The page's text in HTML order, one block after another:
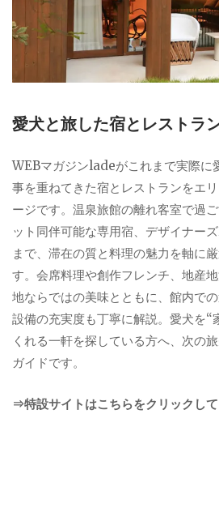
愛犬と旅した宿とレストラ
WEBマガジンladeがこれまで実際に
事を重ねてきた宿とレストランをエ
ージです。温泉旅館の離れ客室で過
ット同伴可能な専用宿、デザイナー
まで、滞在の質と料理の魅力を軸に
す。会席料理や創作フレンチ、地産
地ならではの美味とともに、館内で
設備の充実度も丁寧に解説。愛犬を“
くれる一軒を探している方へ、次の
ガイドです。
⇒特設サイトはこちらをクリックして